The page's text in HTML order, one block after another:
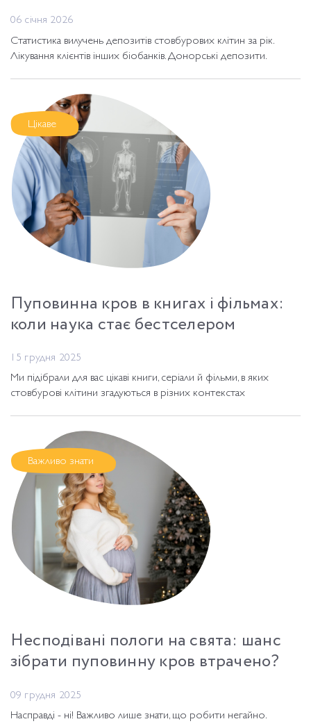
06 січня 2026
Статистика вилучень депозитів стовбурових клітин за рік.
Лікування клієнтів інших біобанків. Донорські депозити.
Цікаве
Пуповинна кров в книгах і фільмах:
коли наука стає бестселером
15 грудня 2025
Ми підібрали для вас цікаві книги, серіали й фільми, в яких
стовбурові клітини згадуються в різних контекстах
Важливо знати
Несподівані пологи на свята: шанс
зібрати пуповинну кров втрачено?
09 грудня 2025
Насправді - ні! Важливо лише знати, що робити негайно.